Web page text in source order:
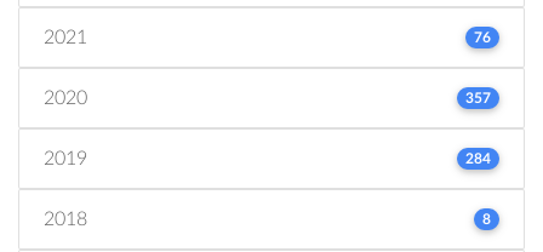
2021 76
2020 357
2019 284
2018 8